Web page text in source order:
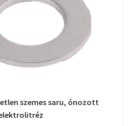
szemes saru, ónozott